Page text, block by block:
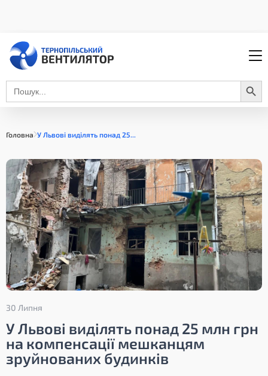
Search
for:
Search Button
Головна У Львові виділять понад 25...
30 Липня
У Львові виділять понад 25 млн грн
на компенсації мешканцям
зруйнованих будинків